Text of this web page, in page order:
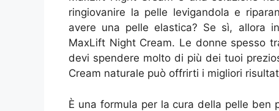
ringiovanire la pelle levigandola e
avere una pelle elastica? Se sì, allora
MaxLift Night Cream. Le donne spesso
devi spendere molto di più dei tuoi
Cream naturale può offrirti i migliori
È una formula per la cura della pelle